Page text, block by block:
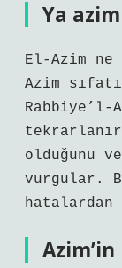
Ya
El-Azim ne
Azim sıfatı
Rabbiye’l-
olduğunu
vurgular.
hatalardan